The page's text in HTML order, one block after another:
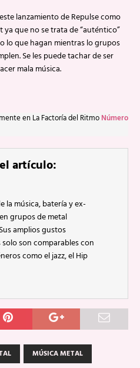
lanzamiento de Repulse como
que no se trata de “auténtico”
lo que hagan mientras lo grupos
Se les puede tachar de ser
mala música.
en La Factoría del Ritmo Número
artículo:
la música, batería y ex-
grupos de metal
amplios gustos
solo son comparables con
como el jazz, el Hip
MÚSICA METAL